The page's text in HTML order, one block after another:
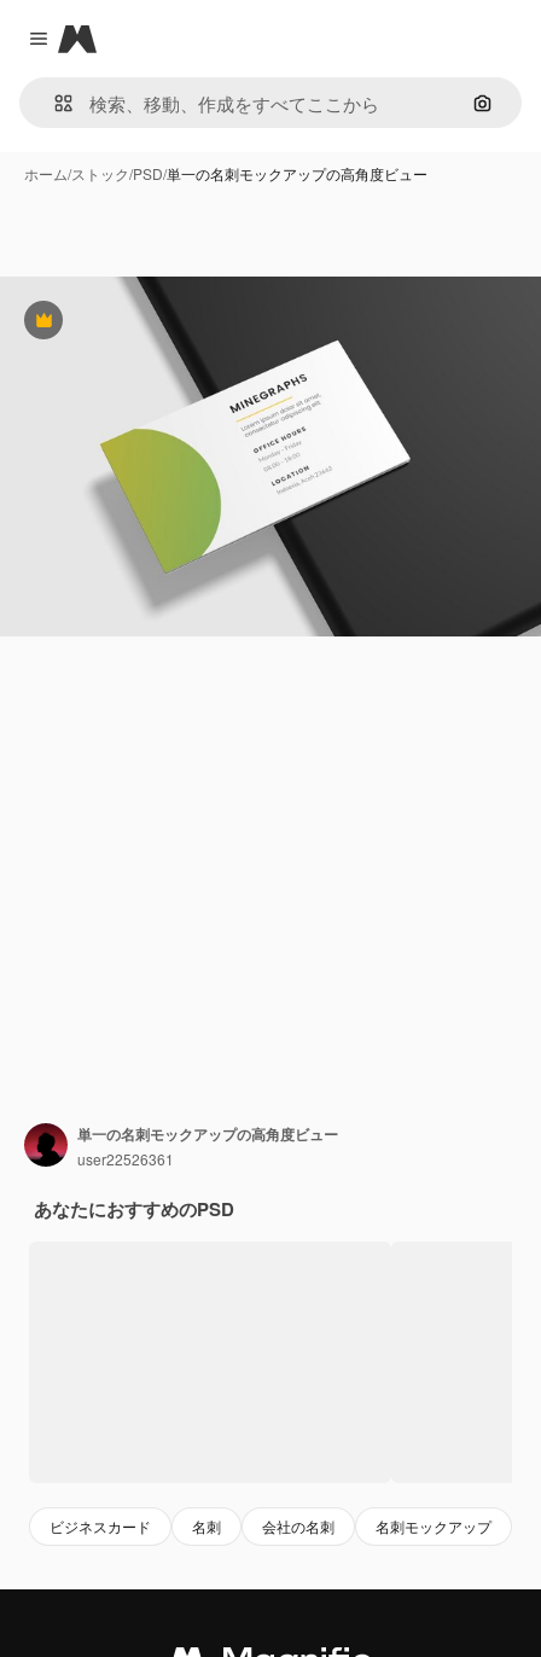
Close menu
Magnific
画像で
ホーム/ストック/PSD/単一の名刺モックアップの高角度ビュー
Premium
単一の名刺モックアップの高角度ビュー
user22526361
あなたにおすすめのPSD
ビジネスカード 名刺 会社の名刺 名刺モックアップ